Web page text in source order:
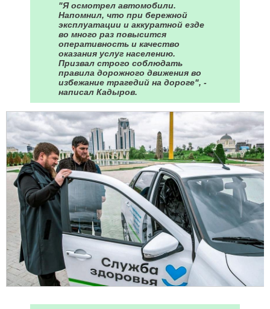
"Я осмотрел автомобили.
Напомнил, что при бережной
эксплуатации и аккуратной езде
во много раз повысится
оперативность и качество
оказания услуг населению.
Призвал строго соблюдать
правила дорожного движения во
избежание трагедий на дороге", -
написал Кадыров.